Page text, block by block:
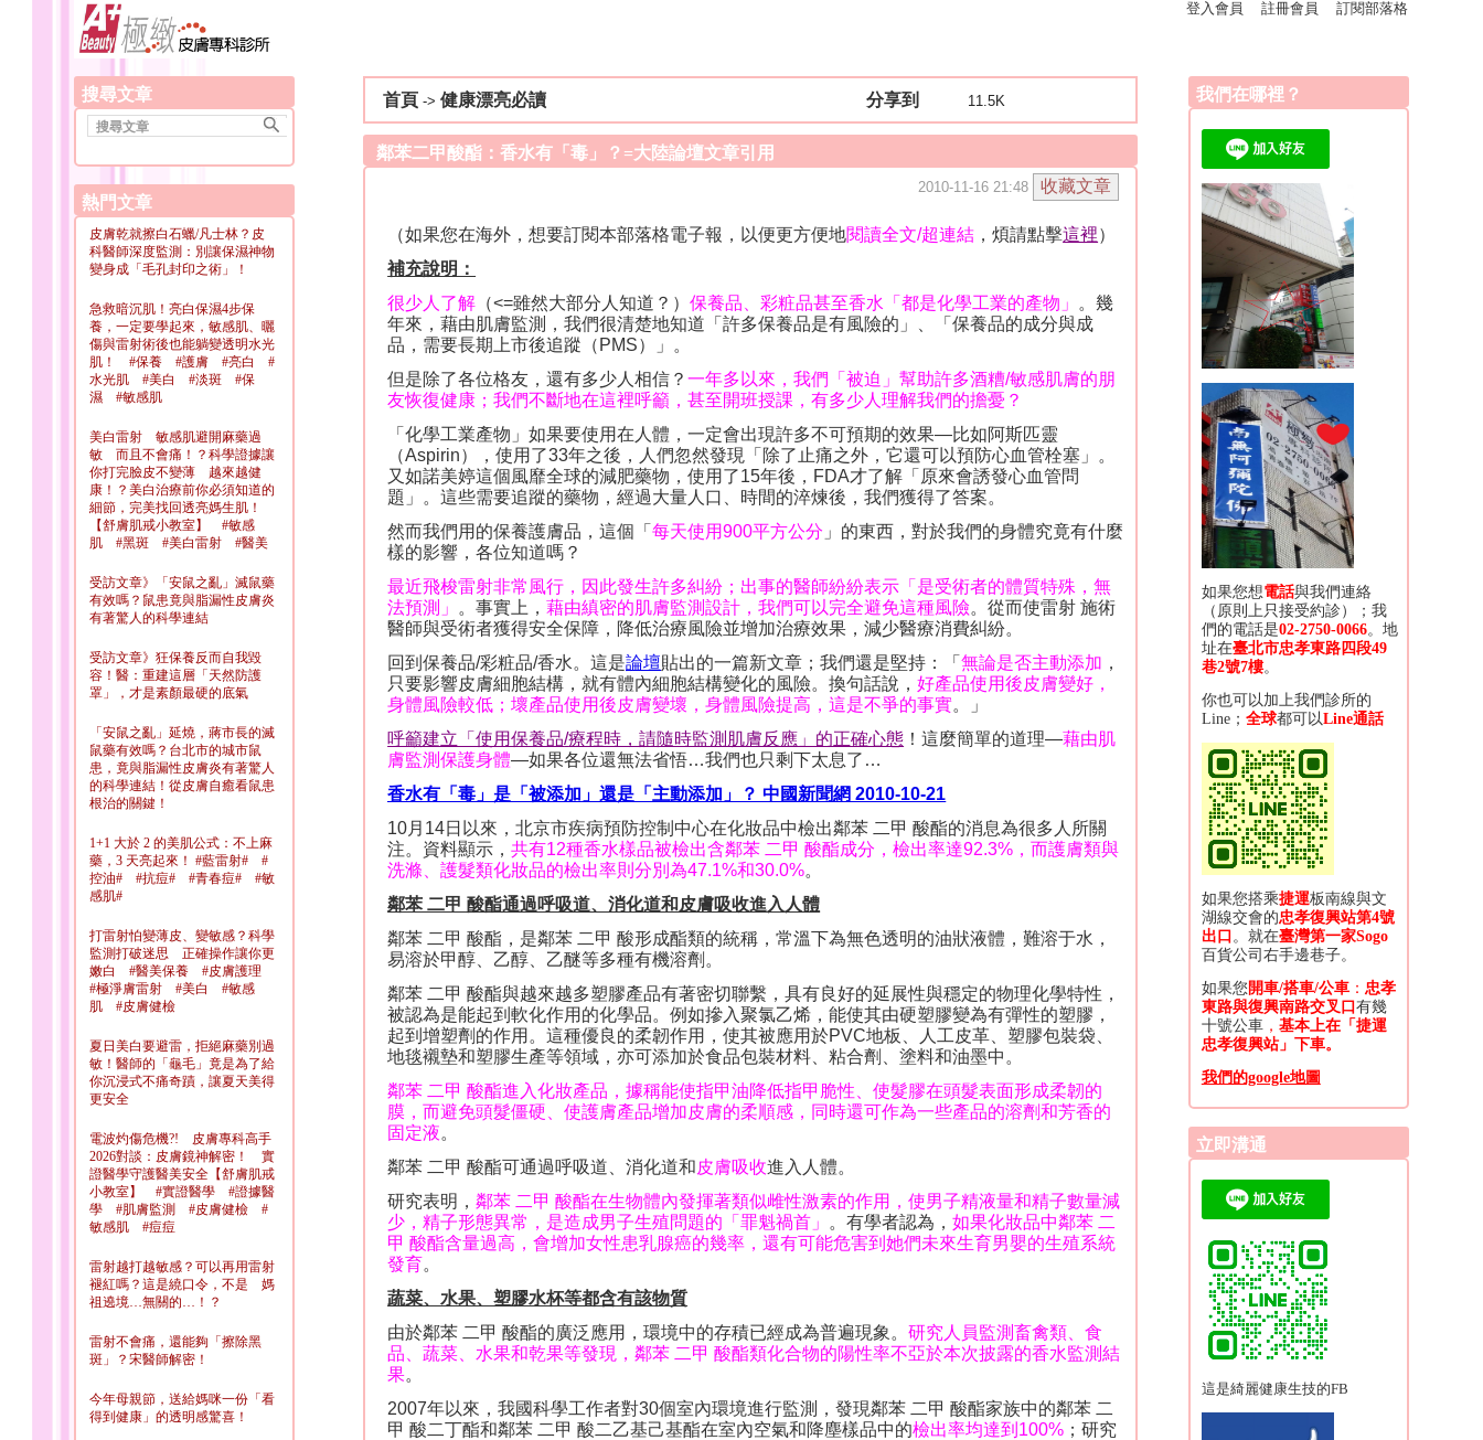
登入會員 註冊會員 訂閱部落格
搜尋文章
熱門文章
皮膚乾就擦白石蠟/凡士林？皮
科醫師深度監測：別讓保濕神物
變身成「毛孔封印之術」！
急救暗沉肌！亮白保濕4步保
養，一定要學起來，敏感肌、曬
傷與雷射術後也能躺變透明水光
肌！ #保養 #護膚 #亮白 #
水光肌 #美白 #淡斑 #保
濕 #敏感肌
美白雷射 敏感肌避開麻藥過
敏 而且不會痛！？科學證據讓
你打完臉皮不變薄 越來越健
康！？美白治療前你必須知道的
細節，完美找回透亮媽生肌！
【舒膚肌戒小教室】 #敏感
肌 #黑斑 #美白雷射 #醫美
受訪文章》「安鼠之亂」滅鼠藥
有效嗎？鼠患竟與脂漏性皮膚炎
有著驚人的科學連結
受訪文章》狂保養反而自我毀
容！醫：重建這層「天然防護
罩」，才是素顏最硬的底氣
「安鼠之亂」延燒，蔣市長的滅
鼠藥有效嗎？台北市的城市鼠
患，竟與脂漏性皮膚炎有著驚人
的科學連結！從皮膚自癒看鼠患
根治的關鍵！
1+1 大於 2 的美肌公式：不上麻
藥，3 天亮起來！ #藍雷射# #
控油# #抗痘# #青春痘# #敏
感肌#
打雷射怕變薄皮、變敏感？科學
監測打破迷思 正確操作讓你更
嫩白 #醫美保養 #皮膚護理
#極淨膚雷射 #美白 #敏感
肌 #皮膚健檢
夏日美白要避雷，拒絕麻藥別過
敏！醫師的「龜毛」竟是為了給
你沉浸式不痛奇蹟，讓夏天美得
更安全
電波灼傷危機?! 皮膚專科高手
2026對談：皮膚鏡神解密！ 實
證醫學守護醫美安全【舒膚肌戒
小教室】 #實證醫學 #證據醫
學 #肌膚監測 #皮膚健檢 #
敏感肌 #痘痘
雷射越打越敏感？可以再用雷射
褪紅嗎？這是繞口令，不是 媽
祖遶境…無關的…！？
雷射不會痛，還能夠「擦除黑
斑」？宋醫師解密！
今年母親節，送給媽咪一份「看
得到健康」的透明感驚喜！
我們在哪裡？
如果您想電話與我們連絡
（原則上只接受約診）；我
們的電話是02-2750-0066。地
址在臺北市忠孝東路四段49
巷2號7樓。
你也可以加上我們診所的
Line； 全球都可以Line通話
如果您搭乘捷運板南線與文
湖線交會的忠孝復興站第4號
出口 。就在臺灣第一家Sogo
百貨公司右手邊巷子。
如果您 開車/搭車/公車： 忠孝
東路與復興南路交叉口 有幾
十號公車， 基本上在「捷運
忠孝復興站」下車。
我們的google地圖
立即溝通
這是綺麗健康生技的FB
首頁 ->健康漂亮必讀 分享到 11.5K
鄰苯二甲酸酯：香水有「毒」？=大陸論壇文章引用
2010-11-16 21:48
（如果您在海外，想要訂閱本部落格電子報，以便更方便地閱讀全文/超連結 ，煩請點擊這裡）
補充說明：
很少人了解 （<=雖然大部分人知道？）保養品、彩粧品甚至香水「都是化學工業的產物」
。幾
年來，藉由肌膚監測，我們很清楚地知道「許多保養品是有風險的」、「保養品的成分與成
品，需要長期上市後追蹤（ PMS）」。
但是除了各位格友，還有多少人相信？一年多以來，我們「被迫」幫助許多酒糟/敏感肌膚的朋
友恢復健康；我們不斷地在這裡呼籲，甚至開班授課，有多少人理解我們的擔憂？
「化學工業產物」如果要使用在人體，一定會出現許多不可預期的效果—比如阿斯匹靈
（Aspirin），使用了33年之後，人們忽然發現「除了止痛之外，它還可以預防心血管栓塞」。
又如諾美婷這個風靡全球的減肥藥物，使用了15年後， FDA才了解「原來會誘發心血管問
題」。這些需要追蹤的藥物，經過大量人口、時間的淬煉後，我們獲得了答案。
然而我們用的保養護膚品，這個「每天使用900平方公分 」的東西，對於我們的身體究竟有什麼
樣的影響，各位知道嗎？
最近飛梭雷射非常風行，因此發生許多糾紛；出事的醫師紛紛表示「是受術者的體質特殊，無
法預測」
。事實上，藉由縝密的肌膚監測設計，我們可以完全避免這種風險。從而使雷射 施術
醫師與受術者獲得安全保障，降低治療風險並增加治療效果，減少醫療消費糾紛。
回到保養品/彩粧品/香水。這是論壇貼出的一篇新文章；我們還是堅持：「無論是否主動添加 ，
只要影響皮膚細胞結構，就有體內細胞結構變化的風險。換句話說，好產品使用後皮膚變好，
身體風險較低；壞產品使用後皮膚變壞，身體風險提高，這是不爭的事實。」
呼籲建立「使用保養品/療程時，請隨時監測肌膚反應」的正確心態 ！這麼簡單的道理—藉由肌
膚監測保護身體—如果各位還無法省悟…我們也只剩下太息了 …
香水有 「毒 」是 「被添加 」還是 「 主動添加 」 ？ 中國新聞網 2010-10-21
10月 14日 以來，北京市疾病預防控制中心在化妝品中檢出鄰苯 二甲 酸酯的消息為很多人所關
注。資料顯示，共有12種香水樣品被檢出含鄰苯 二甲 酸酯成分，檢出率達92.3% ，而護膚類與
洗滌、護髮類化妝品的檢出率則分別為47.1%和30.0%。
鄰苯 二甲 酸酯通過呼吸道、消化道和皮膚吸收進入人體
鄰苯 二甲 酸酯，是鄰苯 二甲 酸形成酯類的統稱，常溫下為無色透明的油狀液體，難溶于水，
易溶於甲醇、乙醇、乙醚等多種有機溶劑。
鄰苯 二甲 酸酯與越來越多塑膠產品有著密切聯繫，具有良好的延展性與穩定的物理化學特性，
被認為是能起到軟化作用的化學品。例如摻入聚氯乙烯，能使其由硬塑膠變為有彈性的塑膠，
起到增塑劑的作用。這種優良的柔韌作用，使其被應用於PVC地板、人工皮革、塑膠包裝袋、
地毯襯墊和塑膠生產等領域，亦可添加於食品包裝材料、粘合劑、塗料和油墨中。
鄰苯 二甲 酸酯進入化妝產品，據稱能使指甲油降低指甲脆性、使髮膠在頭髮表面形成柔韌的
膜，而避免頭髮僵硬、使護膚產品增加皮膚的柔順感，同時還可作為一些產品的溶劑和芳香的
固定液。
鄰苯 二甲 酸酯可通過呼吸道、消化道和皮膚吸收進入人體。
研究表明，鄰苯 二甲 酸酯在生物體內發揮著類似雌性激素的作用，使男子精液量和精子數量減
少，精子形態異常，是造成男子生殖問題的「罪魁禍首」
。有學者認為，如果化妝品中鄰苯 二
甲 酸酯含量過高，會增加女性患乳腺癌的幾率，還有可能危害到她們未來生育男嬰的生殖系統
發育。
蔬菜、水果、塑膠水杯等都含有該物質
由於鄰苯 二甲 酸酯的廣泛應用，環境中的存積已經成為普遍現象。研究人員監測畜禽類、食
品、蔬菜、水果和乾果等發現，鄰苯 二甲 酸酯類化合物的陽性率不亞於本次披露的香水監測結
果。
2007年以來，我國科學工作者對30個室內環境進行監測，發現鄰苯 二甲 酸酯家族中的鄰苯 二
甲 酸二丁酯和鄰苯 二甲 酸二乙基己基酯在室內空氣和降塵樣品中的檢出率均達到 100% ；研究